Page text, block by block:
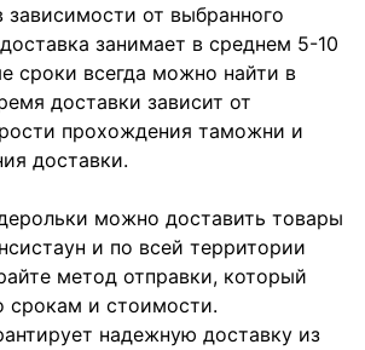
зависимости от выбранного
занимает в среднем 5-10
сроки всегда можно найти в
доставки зависит от
прохождения таможни и
доставки.
можно доставить товары
и по всей территории
метод отправки, который
срокам и стоимости.
надежную доставку из